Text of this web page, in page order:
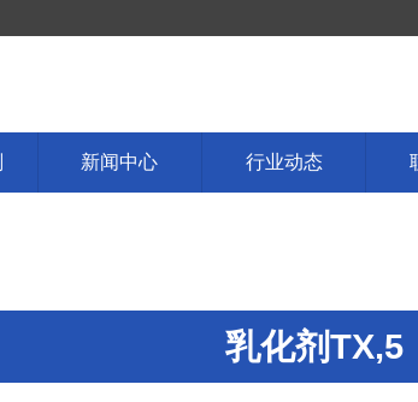
新闻中心 行业动态
乳化剂TX,5